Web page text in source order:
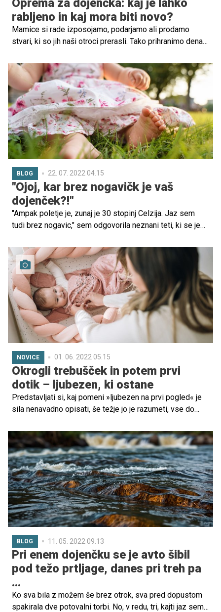
Oprema za dojenčka: kaj je lahko
rabljeno in kaj mora biti novo?
Mamice si rade izposojamo, podarjamo ali prodamo
stvari, ki so jih naši otroci prerasli. Tako prihranimo denar
pozoren pri opremi za dojenčka – določenih stvari ni
dobro prevečkrat uporabiti. Preverite, kaj je pametno
kupiti novo in kaj je popolnoma v redu tudi rabljeno!
BLOG 22. 07. 2022 04.15
"Ojoj, kar brez nogavičk je vaš
dojenček?!"
"Ampak poletje je, zunaj je 30 stopinj Celzija. Jaz sem
tudi brez nogavic," sem odgovorila neznani teti, ki se je
dojenčka. "Ja, vendar on je DOJENČEK," je poudarila.
NOVICE 01. 06. 2022 05.15
Okrogli trebušček in potem prvi
dotik – ljubezen, ki ostane
Predstavljati si, kaj pomeni »ljubezen na prvi pogled« je
sila nenavadno opisati, še težje jo je razumeti, vse do
BLOG 11. 05. 2022 09.13
Pri enem dojenčku se je avto šibil
pod težo prtljage, danes pri treh pa
...
Ko sva bila z možem še brez otrok, sva pred dopustom
spakirala dve potovalni torbi. No, v redu, tri, kajti jaz sem